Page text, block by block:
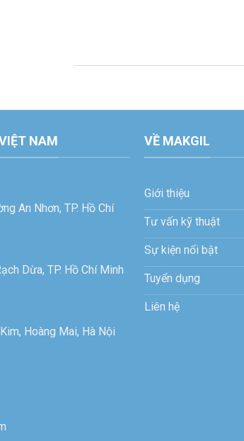
NAM
An Nhơn, TP. Hồ Chí
Dừa, TP. Hồ Chí Minh
Hoàng Mai, Hà Nội
VỀ MAKGIL
Giới thiệu
Tư vấn kỹ thuật
Sự kiện nổi bật
Tuyển dụng
Liên hệ